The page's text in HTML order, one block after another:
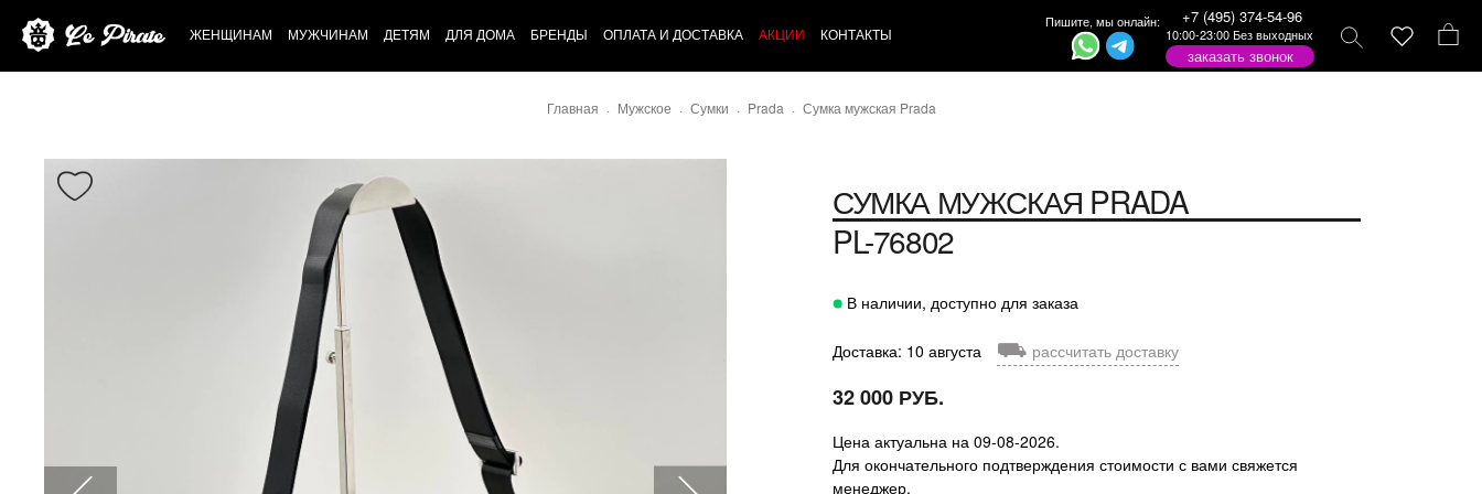
ЖЕНЩИНАМ МУЖЧИНАМ ДЕТЯМ ДЛЯ ДОМА БРЕНДЫ ОПЛАТА И ДОСТАВКА АКЦИИ КОНТАКТЫ
Пишите, мы онлайн: +7 (495) 374-54-96
10:00-23:00 Без выходных
заказать звонок
Главная Мужское Сумки Prada Сумка мужская Prada
СУМКА МУЖСКАЯ PRADA
PL-76802
В наличии, доступно для заказа
Доставка: 10 августа ⛟ рассчитать доставку
32 000 РУБ.
Цена актуальна на 09-08-2026.
Для окончательного подтверждения стоимости с вами свяжется
менеджер.